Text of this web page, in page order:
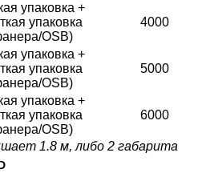
упаковка +
упаковка
OSB)
4000
упаковка +
упаковка
OSB)
5000
упаковка +
упаковка
OSB)
6000
1.8 м, либо 2 габарита